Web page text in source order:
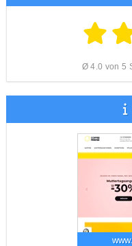
Ø 4.0 von 5